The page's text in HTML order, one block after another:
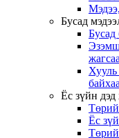
Бусад
Бусад
Хууль
Ёс зүйн дэд
Ёс